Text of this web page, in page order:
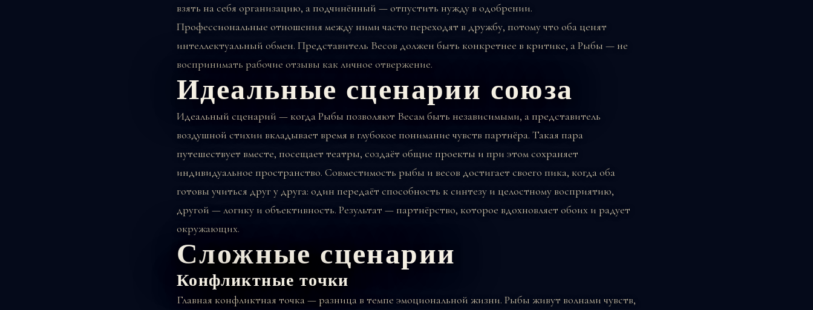
взять на себя организацию, а подчинённый — отпустить нужду в одобрении.
Профессиональные отношения между ними часто переходят в дружбу, потому что оба ценят
интеллектуальный обмен. Представитель Весов должен быть конкретнее в критике, а Рыбы — не
воспринимать рабочие отзывы как личное отвержение.
Идеальные сценарии союза
Идеальный сценарий — когда Рыбы позволяют Весам быть независимыми, а представитель
воздушной стихии вкладывает время в глубокое понимание чувств партнёра. Такая пара
путешествует вместе, посещает театры, создаёт общие проекты и при этом сохраняет
индивидуальное пространство. Совместимость рыбы и весов достигает своего пика, когда оба
готовы учиться друг у друга: один передаёт способность к синтезу и целостному восприятию,
другой — логику и объективность. Результат — партнёрство, которое вдохновляет обоих и радует
окружающих.
Сложные сценарии
Конфликтные точки
Главная конфликтная точка — разница в темпе эмоциональной жизни. Рыбы живут волнами чувств,